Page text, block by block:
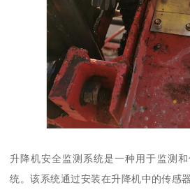
升降机安全监测系统是一种用于监测
统。该系统通过安装在升降机中的传感